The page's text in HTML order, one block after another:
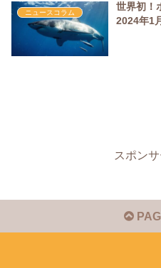
ニュースコラム
世界初！
2024年1
スポン